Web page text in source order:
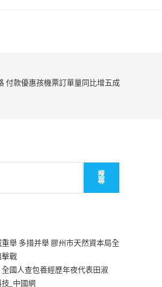
付款優惠孩機票訂單量同比增五成
搜
尋
舉 多措并舉 膠州市天然資本局全
戰
國人查包養經歷年夜代表田淑
_中國網